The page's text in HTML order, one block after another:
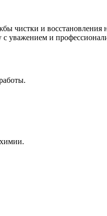
чистки и восстановления
уважением и